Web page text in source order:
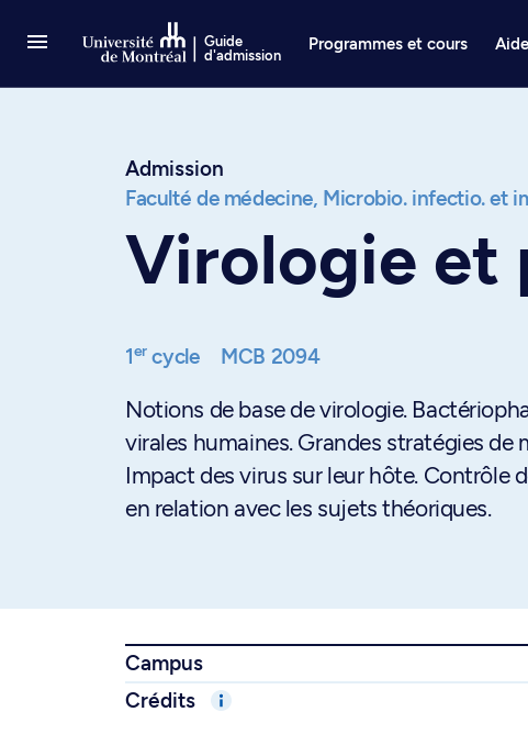
Guide
d'admission
Programmes et cours
Admission
Faculté de médecine, Microbio. infectio. et
Virologie et
1ercycle MCB 2094
Notions de base de virologie.
virales humaines. Grandes stratégies
Impact des virus sur leur hôte. Contrôle
en relation avec les sujets théoriques.
Campus
Crédits